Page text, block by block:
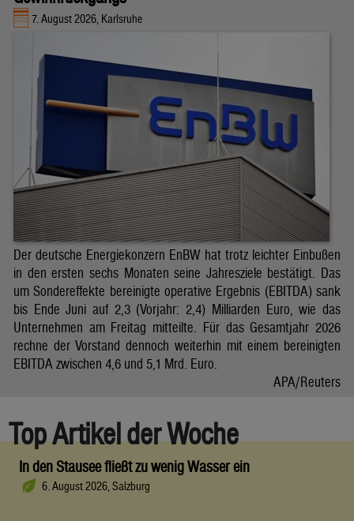
7. August 2026, Karlsruhe
Der deutsche Energiekonzern EnBW hat trotz leichter Einbußen
in den ersten sechs Monaten seine Jahresziele bestätigt. Das
um Sondereffekte bereinigte operative Ergebnis (EBITDA) sank
bis Ende Juni auf 2,3 (Vorjahr: 2,4) Milliarden Euro, wie das
Unternehmen am Freitag mitteilte. Für das Gesamtjahr 2026
rechne der Vorstand dennoch weiterhin mit einem bereinigten
EBITDA zwischen 4,6 und 5,1 Mrd. Euro.
APA/Reuters
Top Artikel der Woche
In den Stausee fließt zu wenig Wasser ein
6. August 2026, Salzburg